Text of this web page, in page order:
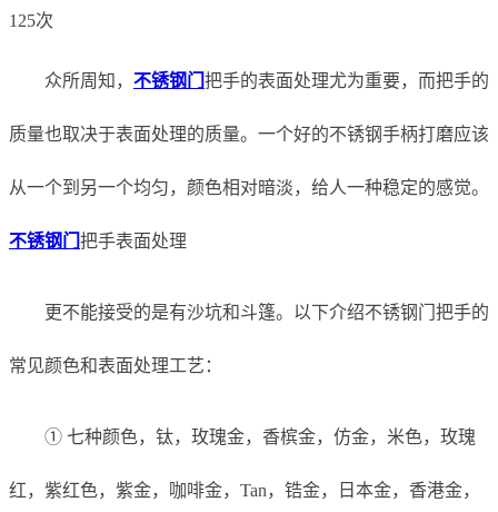
125次
众所周知， 不锈钢门 把手的表面处理尤为重要，而把手的
质量也取决于表面处理的质量。一个好的不锈钢手柄打磨应该
从一个到另一个均匀，颜色相对暗淡，给人一种稳定的感觉。
不锈钢门 把手表面处理
更不能接受的是有沙坑和斗篷。以下介绍不锈钢门把手的
常见颜色和表面处理工艺：
① 七种颜色，钛，玫瑰金，香槟金，仿金，米色，玫瑰
红，紫红色，紫金，咖啡金，Tan，锆金，日本金，香港金，